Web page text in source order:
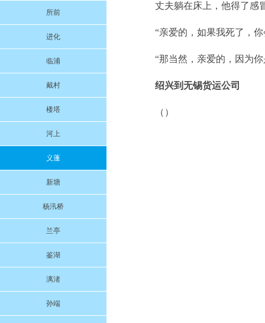
所前
进化
临浦
戴村
楼塔
河上
义蓬
新塘
杨汛桥
兰亭
鉴湖
漓渚
孙端
丈夫躺在床上，他得了感
“亲爱的，如果我死了，
“那当然，亲爱的，因为
绍兴到无锡货运公司
（）